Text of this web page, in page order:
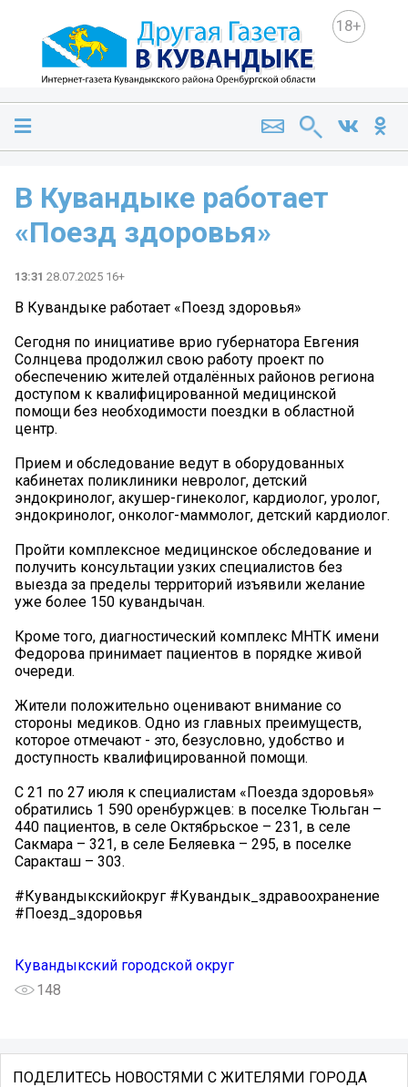
18+
В Кувандыке работает
«Поезд здоровья»
13:31 28.07.2025 16+
В Кувандыке работает «Поезд здоровья»
Сегодня по инициативе врио губернатора Евгения
Солнцева продолжил свою работу проект по
обеспечению жителей отдалённых районов региона
доступом к квалифицированной медицинской
помощи без необходимости поездки в областной
центр.
Прием и обследование ведут в оборудованных
кабинетах поликлиники невролог, детский
эндокринолог, акушер-гинеколог, кардиолог, уролог,
эндокринолог, онколог-маммолог, детский кардиолог.
Пройти комплексное медицинское обследование и
получить консультации узких специалистов без
выезда за пределы территорий изъявили желание
уже более 150 кувандычан.
Кроме того, диагностический комплекс МНТК имени
Федорова принимает пациентов в порядке живой
очереди.
Жители положительно оценивают внимание со
стороны медиков. Одно из главных преимуществ,
которое отмечают - это, безусловно, удобство и
доступность квалифицированной помощи.
С 21 по 27 июля к специалистам «Поезда здоровья»
обратились 1 590 оренбуржцев: в поселке Тюльган –
440 пациентов, в селе Октябрьское – 231, в селе
Сакмара – 321, в селе Беляевка – 295, в поселке
Саракташ – 303.
#Кувандыкскийокруг #Кувандык_здравоохранение
#Поезд_здоровья
Кувандыкский городской округ
148
ПОДЕЛИТЕСЬ НОВОСТЯМИ С ЖИТЕЛЯМИ ГОРОДА